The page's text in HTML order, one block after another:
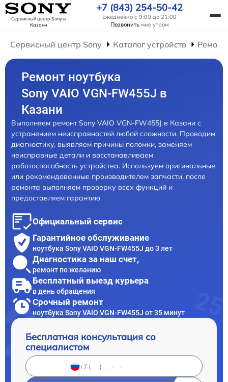
Сервисный центр Sonyв
Казани
+7 (843) 254-50-42
Ежедневно с 9:00 до 21:00
Позвонить мне утром
Сервисный центр Sony Каталог устройств
Ремонт ноутбука
Sony VAIO VGN-FW455J в
Казани
Выполняем ремонт Sony VAIO VGN-FW455J в Казани с
устранением неисправностей любой сложности. Проводим
диагностику, выявляем причины поломки, заменяем
неисправные детали и восстанавливаем
работоспособность устройства. Используем оригинальные
или рекомендованные производителем запчасти, после
ремонта выполняем проверку всех функций и
предоставляем гарантию.
Официальный сервис
Гарантийное обслуживание
ноутбука Sony VAIO VGN-FW455J до 3 лет
Диагностика за наш счет,
ремонт по желанию
Бесплатный выезд курьера
в день обращения
Срочный ремонт
ноутбука Sony VAIO VGN-FW455J от 35 минут
Бесплатная консультация со
специалистом